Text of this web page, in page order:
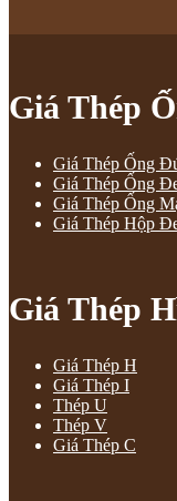
Giá Thép
Giá Thép Ống
Giá Thép Ống
Giá Thép Ống
Giá Thép Hộp
Giá Thép
Giá Thép H
Giá Thép I
Thép U
Thép V
Giá Thép C